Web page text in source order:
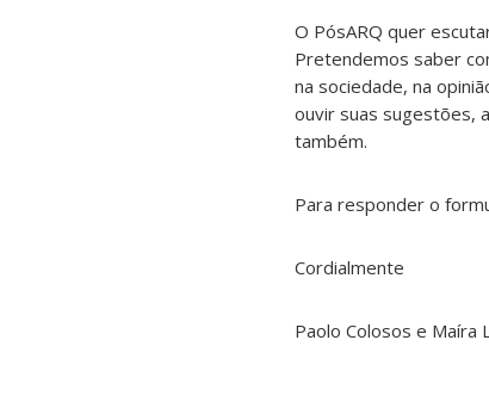
O PósARQ quer
Pretendemos saber
na sociedade, na
ouvir suas sugestões,
também.
Para responder o
Cordialmente
Paolo Colosos e Maíra